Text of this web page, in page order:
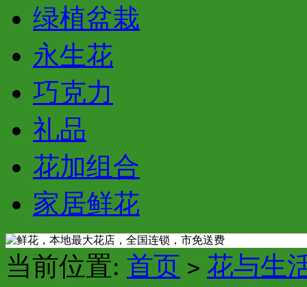
绿植盆栽
永生花
巧克力
礼品
花加组合
家居鲜花
当前位置: 首页 > 花与生